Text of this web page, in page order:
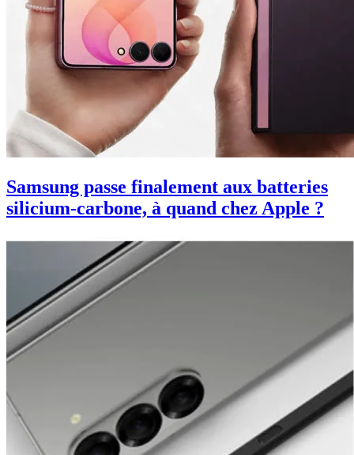
Samsung passe finalement aux batteries
silicium-carbone, à quand chez Apple ?